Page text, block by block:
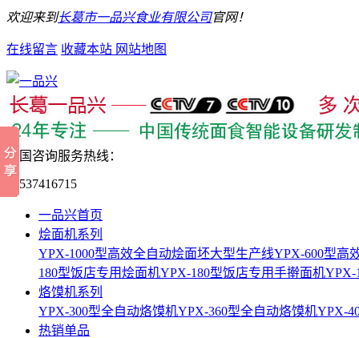
欢迎来到长葛市一品兴食业有限公司官网！
在线留言 收藏本站 网站地图
全国咨询服务热线：
15537416715
一品兴首页
烩面机系列
YPX-1000型高效全自动烩面坯大型生产线YPX-600型高
180型饭店专用烩面机YPX-180型饭店专用手擀面机YPX-
烙馍机系列
YPX-300型全自动烙馍机YPX-360型全自动烙馍机YPX-
热销单品